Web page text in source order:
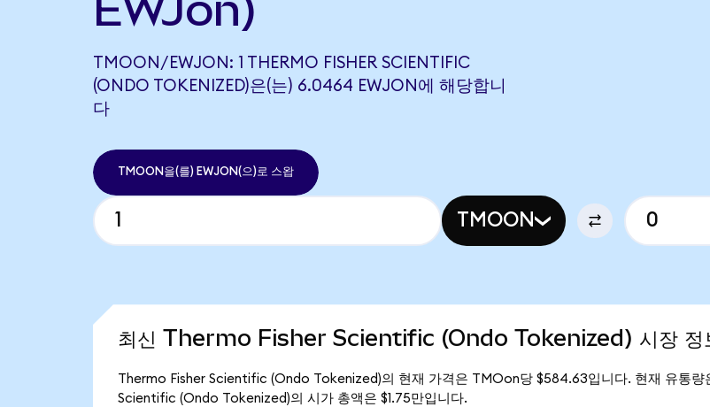
TMOON/EWJON: 1 THERMO FISHER SCIENTIFIC
(ONDO TOKENIZED)은(는) 6.0464 EWJON에 해당합니
다
TMOON을(를) EWJON(으)로 스왑
TMOON
최신 Thermo Fisher Scientific (Ondo Tokenized) 시장 정
Thermo Fisher Scientific (Ondo Tokenized)의 현재 가격은 TMOon당 $584.63입니다. 현재 유통
Scientific (Ondo Tokenized)의 시가 총액은 $1.75만입니다.